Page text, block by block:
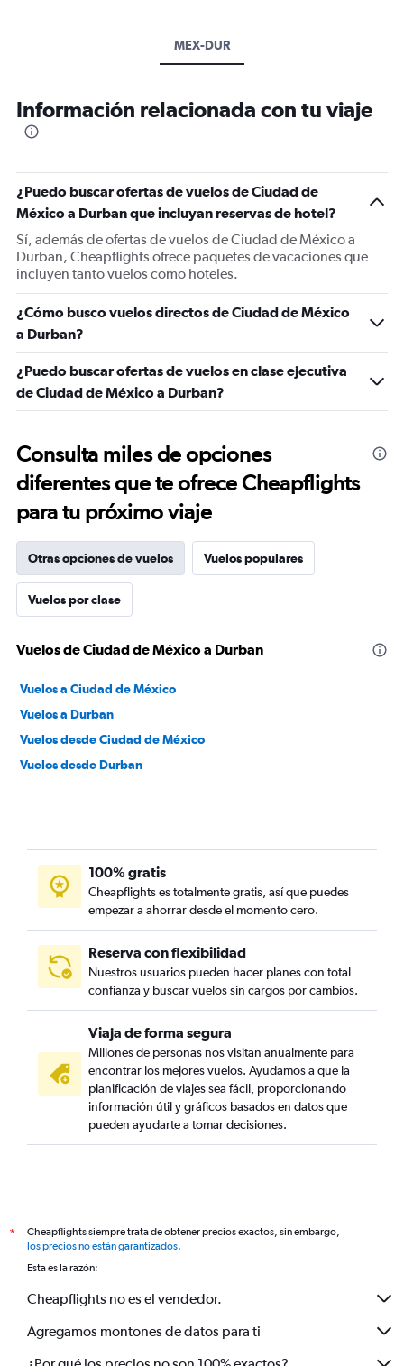
MEX-DUR
Información relacionada con tu viaje
¿Puedo buscar ofertas de vuelos de Ciudad de
México a Durban que incluyan reservas de hotel?
Sí, además de ofertas de vuelos de Ciudad de México a
Durban, Cheapflights ofrece paquetes de vacaciones que
incluyen tanto vuelos como hoteles.
¿Cómo busco vuelos directos de Ciudad de México
a Durban?
¿Puedo buscar ofertas de vuelos en clase ejecutiva
de Ciudad de México a Durban?
Consulta miles de opciones
diferentes que te ofrece Cheapflights
para tu próximo viaje
Otras opciones de vuelos Vuelos populares
Vuelos por clase
Vuelos de Ciudad de México a Durban
Vuelos a Ciudad de México
Vuelos a Durban
Vuelos desde Ciudad de México
Vuelos desde Durban
100% gratis
Cheapflights es totalmente gratis, así que puedes
empezar a ahorrar desde el momento cero.
Reserva con flexibilidad
Nuestros usuarios pueden hacer planes con total
confianza y buscar vuelos sin cargos por cambios.
Viaja de forma segura
Millones de personas nos visitan anualmente para
encontrar los mejores vuelos. Ayudamos a que la
planificación de viajes sea fácil, proporcionando
información útil y gráficos basados en datos que
pueden ayudarte a tomar decisiones.
*
Cheapflights siempre trata de obtener precios exactos, sin embargo,
los precios no están garantizados.
Esta es la razón:
Cheapflights no es el vendedor.
Agregamos montones de datos para ti